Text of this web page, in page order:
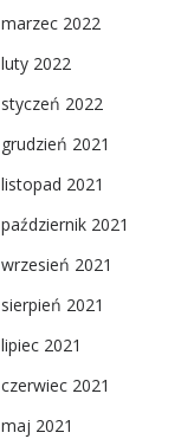
marzec 2022
luty 2022
styczeń 2022
grudzień 2021
listopad 2021
październik 2021
wrzesień 2021
sierpień 2021
lipiec 2021
czerwiec 2021
maj 2021